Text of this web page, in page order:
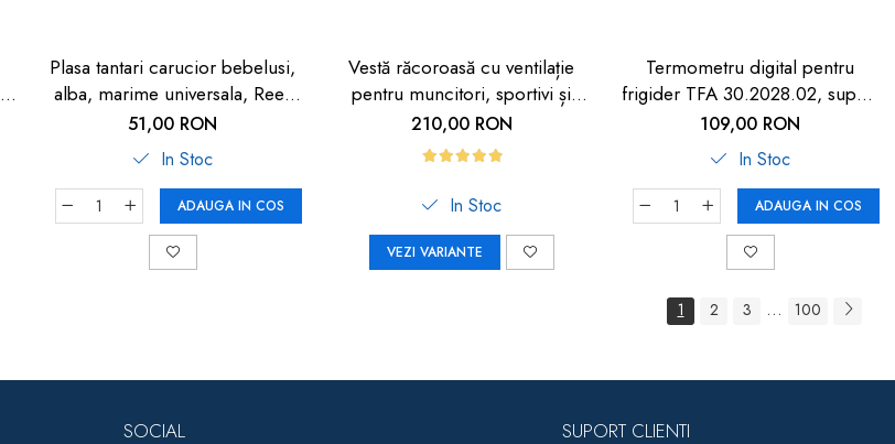
Plasa tantari carucior bebelusi,
alba, marime universala, Reer
BiteSafe
51,00 RON
In Stoc
ADAUGA IN COS
Vestă răcoroasă cu ventilație
pentru muncitori, sportivi și
HORECA
210,00 RON
In Stoc
VEZI VARIANTE
Termometru digital pentru
frigider TFA 30.2028.02, suport
magnetic
109,00 RON
In Stoc
ADAUGA IN COS
1 2 3 ... 100
SOCIAL SUPORT CLIENTI